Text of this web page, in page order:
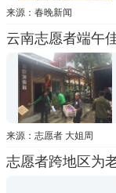
来源：春晚新闻
云南志愿者端午
来源：志愿者 大姐周
志愿者跨地区为